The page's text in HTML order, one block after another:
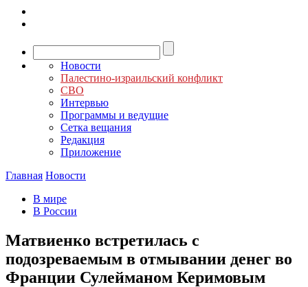
Новости
Палестино-израильский конфликт
СВО
Интервью
Программы и ведущие
Сетка вещания
Редакция
Приложение
Главная Новости
В мире
В России
Матвиенко встретилась с
подозреваемым в отмывании денег во
Франции Сулейманом Керимовым